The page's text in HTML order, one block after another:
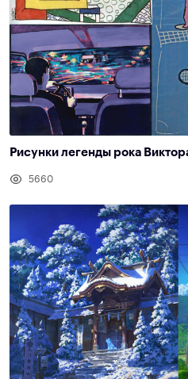
Рисунки легенды рока
5660